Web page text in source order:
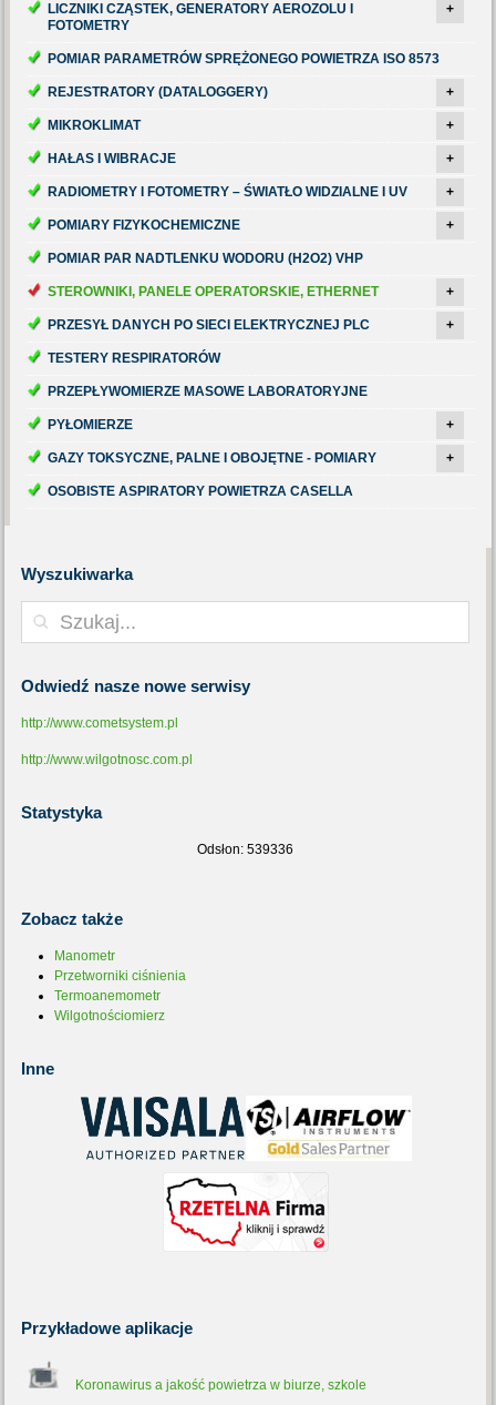
LICZNIKI CZĄSTEK, GENERATORY AEROZOLU I
FOTOMETRY
+
POMIAR PARAMETRÓW SPRĘŻONEGO POWIETRZA ISO 8573
REJESTRATORY (DATALOGGERY) +
MIKROKLIMAT +
HAŁAS I WIBRACJE +
RADIOMETRY I FOTOMETRY – ŚWIATŁO WIDZIALNE I UV +
POMIARY FIZYKOCHEMICZNE +
POMIAR PAR NADTLENKU WODORU (H2O2) VHP
STEROWNIKI, PANELE OPERATORSKIE, ETHERNET +
PRZESYŁ DANYCH PO SIECI ELEKTRYCZNEJ PLC +
TESTERY RESPIRATORÓW
PRZEPŁYWOMIERZE MASOWE LABORATORYJNE
PYŁOMIERZE +
GAZY TOKSYCZNE, PALNE I OBOJĘTNE - POMIARY +
OSOBISTE ASPIRATORY POWIETRZA CASELLA
Wyszukiwarka
Odwiedź nasze nowe serwisy
http://www.cometsystem.pl
http://www.wilgotnosc.com.pl
Statystyka
Odsłon: 539336
Zobacz także
Manometr
Przetworniki ciśnienia
Termoanemometr
Wilgotnościomierz
Inne
Przykładowe aplikacje
Koronawirus a jakość powietrza w biurze, szkole